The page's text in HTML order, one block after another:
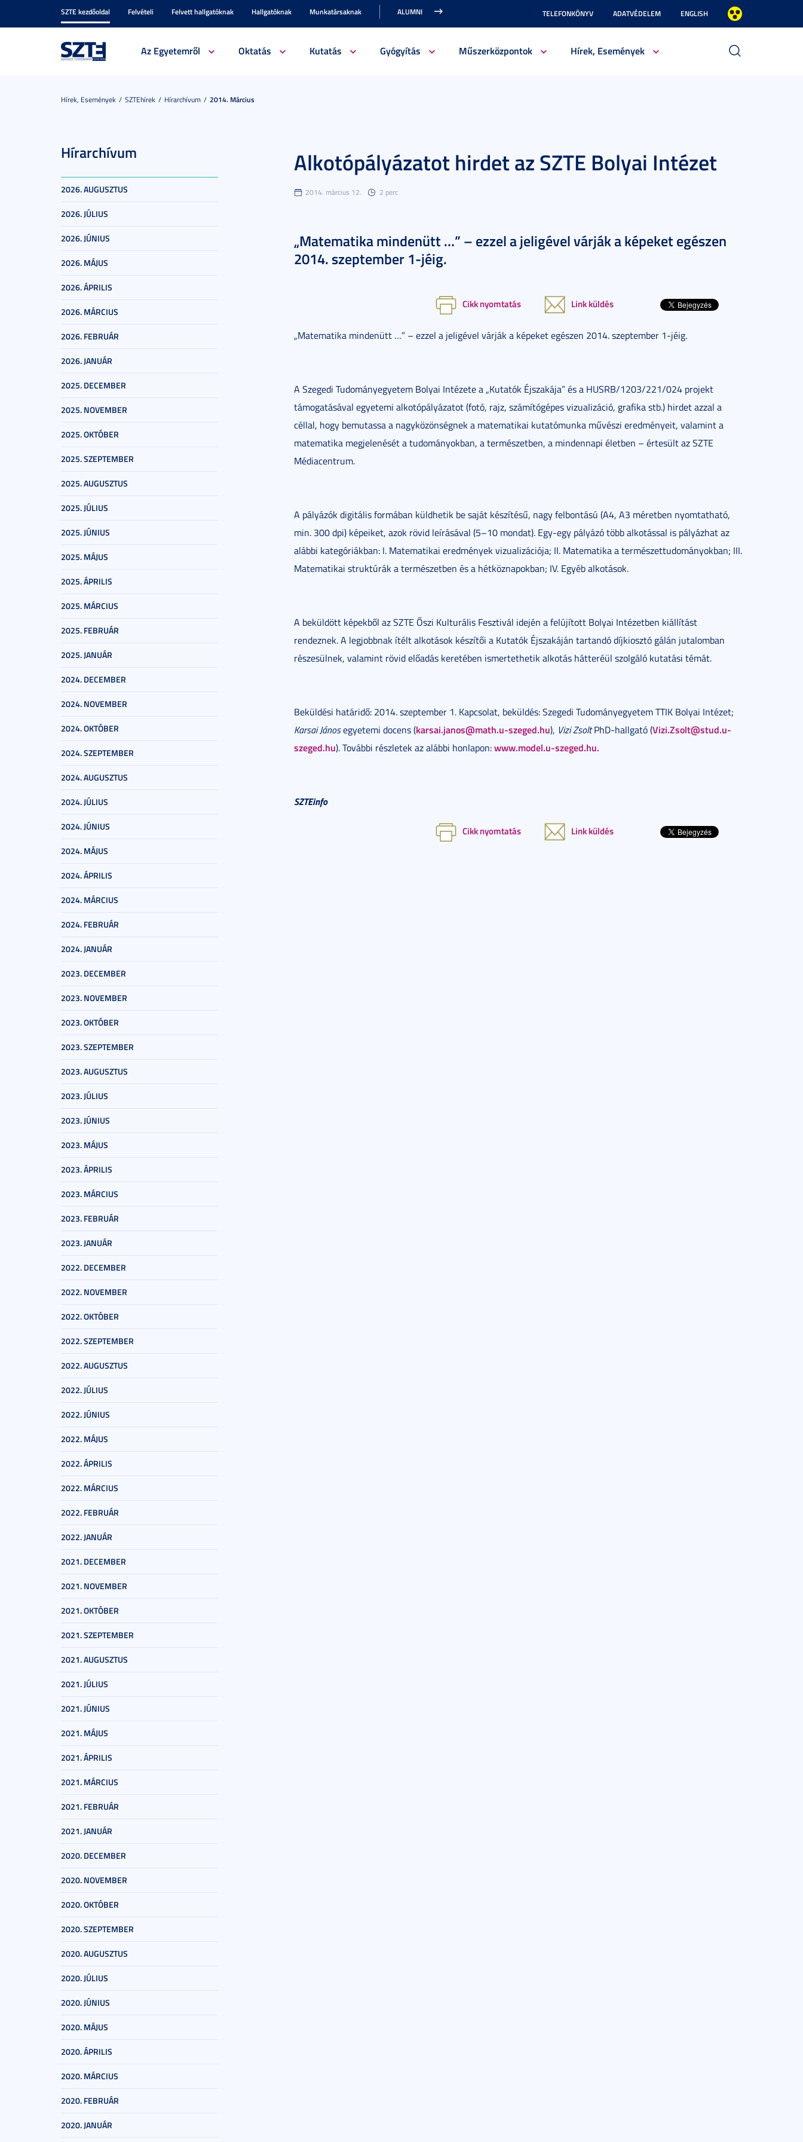
SZTE kezdőoldal Felvételi Felvett hallgatóknak Hallgatóknak Munkatársaknak ALUMNI TELEFONKÖNYV ADATVÉDELEM ENGLISH
Az Egyetemről Oktatás Kutatás Gyógyítás Műszerközpontok Hírek, Események
Hírek, Események SZTEhírek Hírarchívum 2014. Március
Hírarchívum
2026. AUGUSZTUS
2026. JÚLIUS
2026. JÚNIUS
2026. MÁJUS
2026. ÁPRILIS
2026. MÁRCIUS
2026. FEBRUÁR
2026. JANUÁR
2025. DECEMBER
2025. NOVEMBER
2025. OKTÓBER
2025. SZEPTEMBER
2025. AUGUSZTUS
2025. JÚLIUS
2025. JÚNIUS
2025. MÁJUS
2025. ÁPRILIS
2025. MÁRCIUS
2025. FEBRUÁR
2025. JANUÁR
2024. DECEMBER
2024. NOVEMBER
2024. OKTÓBER
2024. SZEPTEMBER
2024. AUGUSZTUS
2024. JÚLIUS
2024. JÚNIUS
2024. MÁJUS
2024. ÁPRILIS
2024. MÁRCIUS
2024. FEBRUÁR
2024. JANUÁR
2023. DECEMBER
2023. NOVEMBER
2023. OKTÓBER
2023. SZEPTEMBER
2023. AUGUSZTUS
2023. JÚLIUS
2023. JÚNIUS
2023. MÁJUS
2023. ÁPRILIS
2023. MÁRCIUS
2023. FEBRUÁR
2023. JANUÁR
2022. DECEMBER
2022. NOVEMBER
2022. OKTÓBER
2022. SZEPTEMBER
2022. AUGUSZTUS
2022. JÚLIUS
2022. JÚNIUS
2022. MÁJUS
2022. ÁPRILIS
2022. MÁRCIUS
2022. FEBRUÁR
2022. JANUÁR
2021. DECEMBER
2021. NOVEMBER
2021. OKTÓBER
2021. SZEPTEMBER
2021. AUGUSZTUS
2021. JÚLIUS
2021. JÚNIUS
2021. MÁJUS
2021. ÁPRILIS
2021. MÁRCIUS
2021. FEBRUÁR
2021. JANUÁR
2020. DECEMBER
2020. NOVEMBER
2020. OKTÓBER
2020. SZEPTEMBER
2020. AUGUSZTUS
2020. JÚLIUS
2020. JÚNIUS
2020. MÁJUS
2020. ÁPRILIS
2020. MÁRCIUS
2020. FEBRUÁR
2020. JANUÁR
Alkotópályázatot hirdet az SZTE Bolyai Intézet
2014. március 12. 2 perc
„Matematika mindenütt …” – ezzel a jeligével várják a képeket egészen
2014. szeptember 1-jéig.
Cikk nyomtatás Link küldés
„Matematika mindenütt …” – ezzel a jeligével várják a képeket egészen 2014. szeptember 1-jéig.
A Szegedi Tudományegyetem Bolyai Intézete a „Kutatók Éjszakája” és a HUSRB/1203/221/024 projekt
támogatásával egyetemi alkotópályázatot (fotó, rajz, számítógépes vizualizáció, grafika stb.) hirdet azzal a
céllal, hogy bemutassa a nagyközönségnek a matematikai kutatómunka művészi eredményeit, valamint a
matematika megjelenését a tudományokban, a természetben, a mindennapi életben – értesült az SZTE
Médiacentrum.
A pályázók digitális formában küldhetik be saját készítésű, nagy felbontású (A4, A3 méretben nyomtatható,
min. 300 dpi) képeiket, azok rövid leírásával (5–10 mondat). Egy-egy pályázó több alkotással is pályázhat az
alábbi kategóriákban: I. Matematikai eredmények vizualizációja; II. Matematika a természettudományokban; III.
Matematikai struktúrák a természetben és a hétköznapokban; IV. Egyéb alkotások.
A beküldött képekből az SZTE Őszi Kulturális Fesztivál idején a felújított Bolyai Intézetben kiállítást
rendeznek. A legjobbnak ítélt alkotások készítői a Kutatók Éjszakáján tartandó díjkiosztó gálán jutalomban
részesülnek, valamint rövid előadás keretében ismertethetik alkotás hátteréül szolgáló kutatási témát.
Beküldési határidő: 2014. szeptember 1. Kapcsolat, beküldés: Szegedi Tudományegyetem TTIK Bolyai Intézet;
Karsai Jánosegyetemi docens (karsai.janos@math.u-szeged.hu), Vizi ZsoltPhD-hallgató (Vizi.Zsolt@stud.u-
szeged.hu). További részletek az alábbi honlapon:www.model.u-szeged.hu.
SZTEinfo
Cikk nyomtatás Link küldés